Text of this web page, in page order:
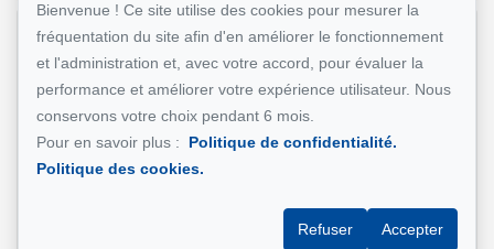
Nom et prénom
Bienvenue ! Ce site utilise des cookies pour mesurer la
fréquentation du site afin d'en améliorer le fonctionnement
et l'administration et, avec votre accord, pour évaluer la
performance et améliorer votre expérience utilisateur. Nous
conservons votre choix pendant 6 mois.
Pour en savoir plus :
Politique de confidentialité.
Politique des cookies.
Refuser Accepter